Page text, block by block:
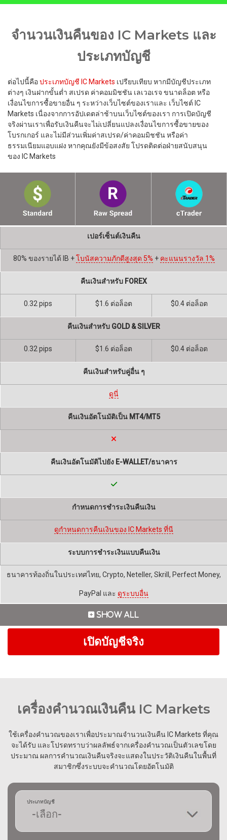
จำนวนเงินคืนของ IC Markets และ
ประเภทบัญชี
ต่อไปนี้คือประเภทบัญชี IC Markets เปรียบเทียบ หากมีบัญชีประเภท
ต่างๆ เงินฝากขั้นต่ำ สเปรด ค่าคอมมิชชัน เลเวอเรจ ขนาดล็อต หรือ
เงื่อนไขการซื้อขายอื่น ๆ ระหว่างเว็บไซต์ของเราและ เว็บไซต์ IC
Markets เนื่องจากการอัปเดตล่าช้าบนเว็บไซต์ของเรา การเปิดบัญชี
จริงผ่านเราเพื่อรับเงินคืนจะไม่เปลี่ยนแปลงเงื่อนไขการซื้อขายของ
โบรกเกอร์ และไม่มีส่วนเพิ่มค่าสเปรด/ค่าคอมมิชชัน หรือค่า
ธรรมเนียมแอบแฝง หากคุณยังมีข้อสงสัย โปรดติดต่อฝ่ายสนับสนุน
ของ IC Markets
เปอร์เซ็นต์เงินคืน
80% ของรายได้ IB +โบนัสความภักดีสูงสุด 5% + คะแนนรางวัล 1%
คืนเงินสำหรับ FOREX
0.32 pips $1.6 ต่อล็อต $0.4 ต่อล็อต
คืนเงินสำหรับ GOLD & SILVER
0.32 pips $1.6 ต่อล็อต $0.4 ต่อล็อต
คืนเงินสำหรับคู่อื่น ๆ
ดูนี่
คืนเงินอัตโนมัติเป็น MT4/MT5
คืนเงินอัตโนมัติไปยัง E-WALLET/ธนาคาร
กำหนดการชำระเงินคืนเงิน
ดูกำหนดการคืนเงินของ IC Markets ที่นี
ระบบการชำระเงินแบบคืนเงิน
ธนาคารท้องถิ่นในประเทศไทย, Crypto, Neteller, Skrill, Perfect Money,
PayPal และ ดูระบบอื่น
เปิดบัญชีจริง
เครื่องคำนวณเงินคืน IC Markets
ใช้เครื่องคำนวณของเราเพื่อประมาณจำนวนเงินคืน IC Markets ที่คุณ
จะได้รับ และโปรดทราบว่าผลลัพธ์จากเครื่องคำนวณเป็นตัวเลขโดย
ประมาณ ผลการคำนวณเงินคืนจริงจะแสดงในประวัติเงินคืนในพื้นที่
สมาชิกซึ่งระบบจะคำนวณโดยอัตโนมัติ
ประเภทบัญชี